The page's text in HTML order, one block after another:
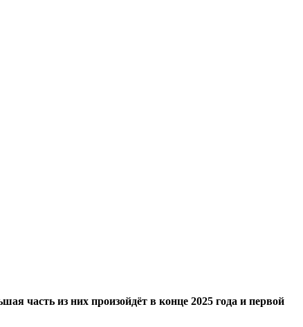
часть из них произойдёт в конце 2025 года и первой